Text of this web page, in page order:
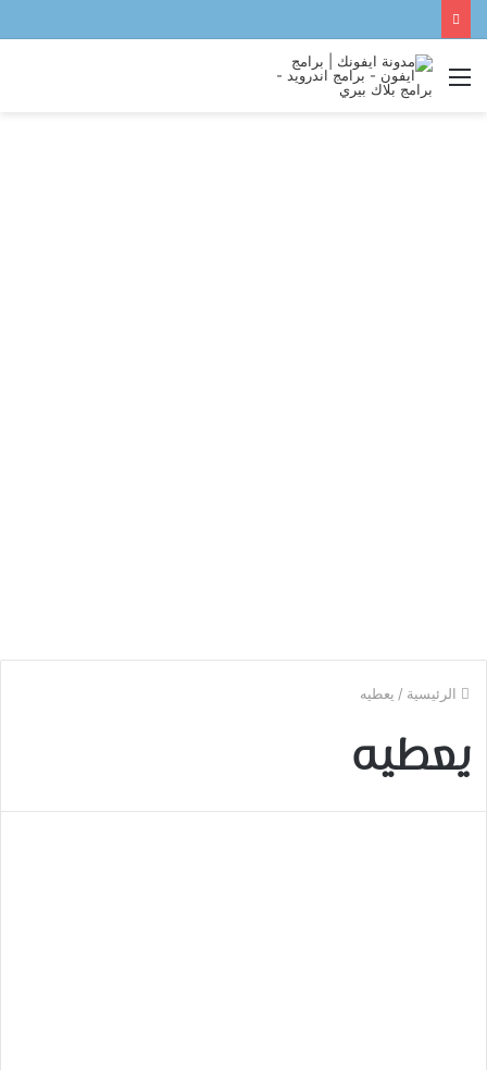
القائمة
الرئيسية / يعطيه
يعطيه